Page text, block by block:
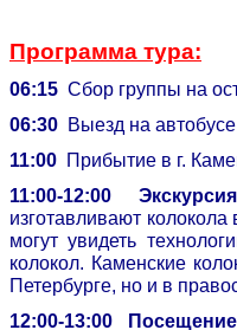
Программа тура:
06:15 Сбор группы на
06:30 Выезд на
11:00
Прибытие в г.
11:00-12:00
изготавливают
могут увидеть
колокол. Каменские
Петербурге, но и в
12:00-13:00